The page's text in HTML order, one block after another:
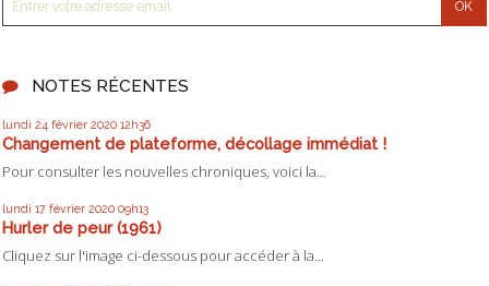
NOTES RÉCENTES
lundi 24 février 2020 12h36
Changement de plateforme, décollage immédiat !
Pour consulter les nouvelles chroniques, voici la...
lundi 17 février 2020 09h13
Hurler de peur (1961)
Cliquez sur l'image ci-dessous pour accéder à la...